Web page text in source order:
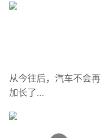
从今往后，汽车不会再
加长了...